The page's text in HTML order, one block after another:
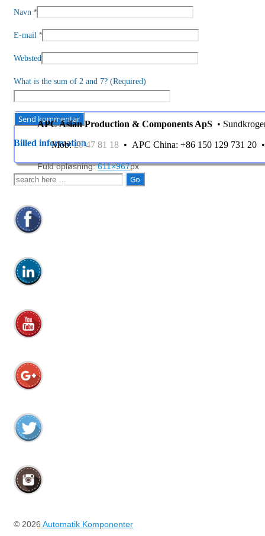
Navn *
E-mail *
Websted
What is the sum of 2 and 7? (Required)
Billed information
Fuld opløsning:611×967px
APC Asian Production & Components ApS •
Mob:20 47 81 18 • APC China: +86 150 129 731 20
Søg
© 2026 Automatik Komponenter